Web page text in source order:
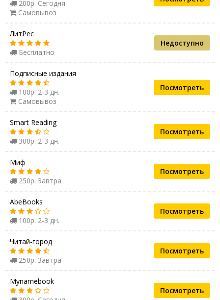
200р. Сегодня
Самовывоз
ЛитРес
Бесплатно
Недоступно
Подписные издания
100р. 2-3 дн.
Самовывоз
Посмотреть
Smart Reading
300р. 2-3 дн.
Посмотреть
Миф
250р. Завтра
Посмотреть
AbeBooks
100р. 2-3 дн.
Посмотреть
Читай-город
250р. Завтра
Посмотреть
Mynamebook
Посмотреть